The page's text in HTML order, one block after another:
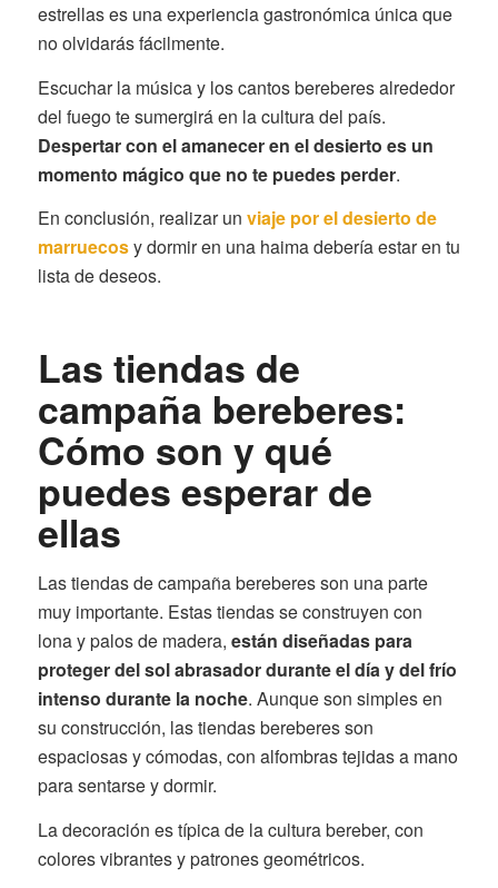
estrellas es una experiencia gastronómica única que
no olvidarás fácilmente.
Escuchar la música y los cantos bereberes alrededor
del fuego te sumergirá en la cultura del país.
Despertar con el amanecer en el desierto es un
momento mágico que no te puedes perder.
En conclusión, realizar un viaje por el desierto de
marruecosy dormir en una haima debería estar en tu
lista de deseos.
Las tiendas de
campaña bereberes:
Cómo son y qué
puedes esperar de
ellas
Las tiendas de campaña bereberes son una parte
muy importante. Estas tiendas se construyen con
lona y palos de madera, están diseñadas para
proteger del sol abrasador durante el día y del frío
intenso durante la noche. Aunque son simples en
su construcción, las tiendas bereberes son
espaciosas y cómodas, con alfombras tejidas a mano
para sentarse y dormir.
La decoración es típica de la cultura bereber, con
colores vibrantes y patrones geométricos.